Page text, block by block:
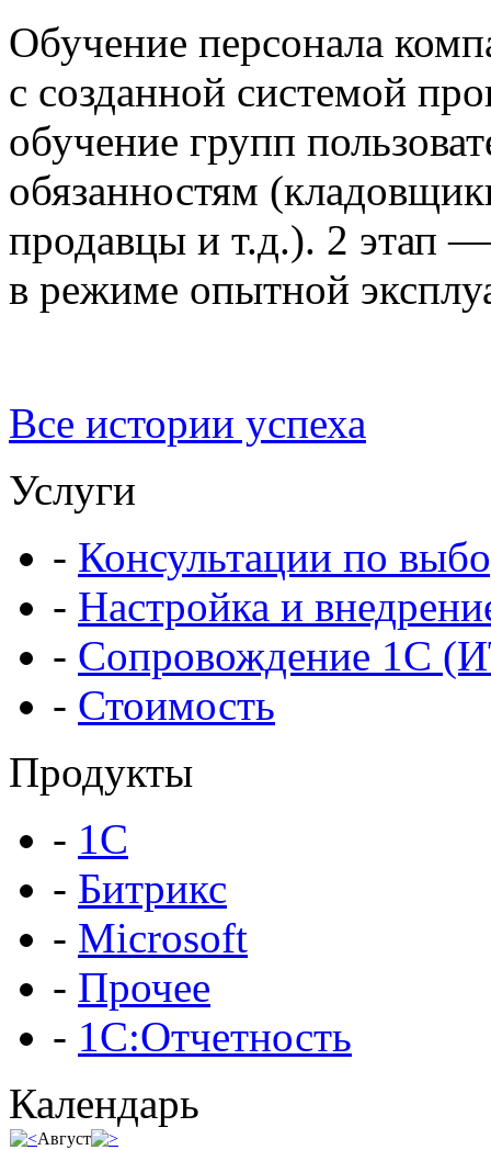
Обучение персонала
с созданной системой
обучение групп
обязанностям
продавцы и т.д.). 2 этап —
в режиме опытной
Все истории успеха
Услуги
- Консультации по
- Настройка и
- Сопровождение 1С
- Стоимость
Продукты
- 1С
- Битрикс
- Microsoft
- Прочее
- 1С:Отчетность
Календарь
Август